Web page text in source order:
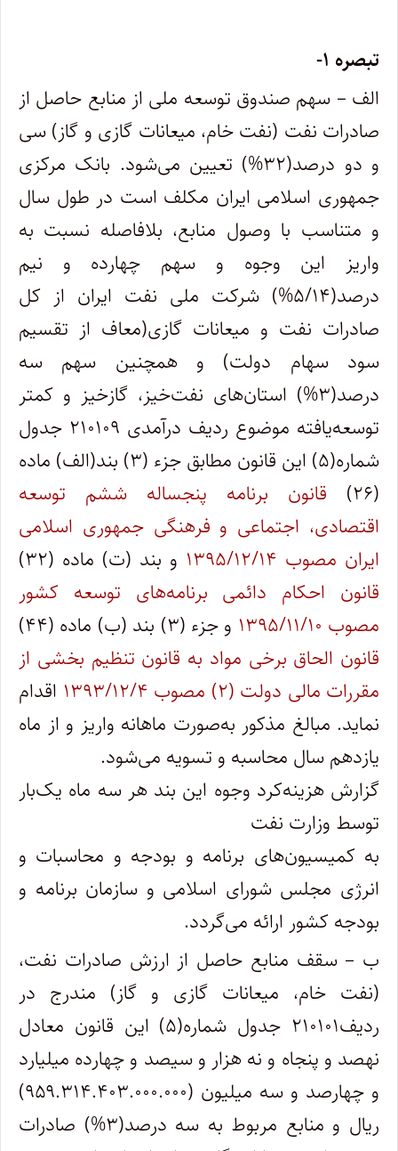
تبصره ۱-
الف – سهم صندوق توسعه ملی از منابع حاصل از
صادرات نفت (نفت خام، میعانات گازی و گاز) سی
و دو درصد(۳۲%) تعیین می‌شود. بانک مرکزی
جمهوری اسلامی ایران مکلف است در طول سال
و متناسب با وصول منابع، بلافاصله نسبت به
واریز این وجوه و سهم چهارده و نیم
درصد(۵/۱۴%) شرکت ملی نفت ایران از کل
صادرات نفت و میعانات گازی(معاف از تقسیم
سود سهام دولت) و همچنین سهم سه
درصد(۳%) استان‌های نفت‌خیز، گازخیز و کمتر
توسعه‌یافته موضوع ردیف درآمدی ۲۱۰۱۰۹ جدول
شماره(۵) این قانون مطابق جزء (۳) بند(الف) ماده
(۲۶)
قانون برنامه پنجساله ششم توسعه
اقتصادی، اجتماعی و فرهنگی جمهوری اسلامی
ایران مصوب ۱۳۹۵/۱۲/۱۴
و بند (ت) ماده (۳۲)
قانون احکام دائمی برنامه‌های توسعه کشور
مصوب ۱۳۹۵/۱۱/۱۰
و جزء (۳) بند (ب) ماده (۴۴)
قانون الحاق برخی مواد به قانون تنظیم بخشی از
مقررات مالی دولت (۲) مصوب ۱۳۹۳/۱۲/۴
اقدام
نماید. مبالغ مذکور به‌صورت ماهانه واریز و از ماه
یازدهم سال محاسبه و تسویه می‌شود.
گزارش هزینه‌کرد وجوه این بند هر سه ماه یک‌بار
توسط وزارت نفت
به کمیسیون‌های برنامه و بودجه و محاسبات و
انرژی مجلس شورای اسلامی و سازمان برنامه و
بودجه کشور ارائه می‌گردد.
ب – سقف منابع حاصل از ارزش صادرات نفت،
(نفت خام، میعانات گازی و گاز) مندرج در
ردیف۲۱۰۱۰۱ جدول شماره(۵) این قانون معادل
نهصد و پنجاه و نه هزار و سیصد و چهارده میلیارد
و چهارصد و سه میلیون (۹۵۹.۳۱۴.۴۰۳.۰۰۰.۰۰۰)
ریال و منابع مربوط به سه درصد(۳%) صادرات